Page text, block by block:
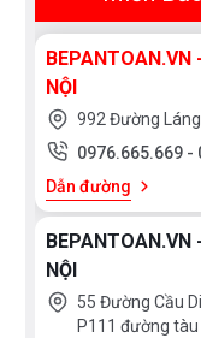
Trang bị
NỘI
992 Đường
0976.665.669 -
Dẫn đường
BEPANTOAN.VN
NỘI
55 Đường Cầu
P111 đường